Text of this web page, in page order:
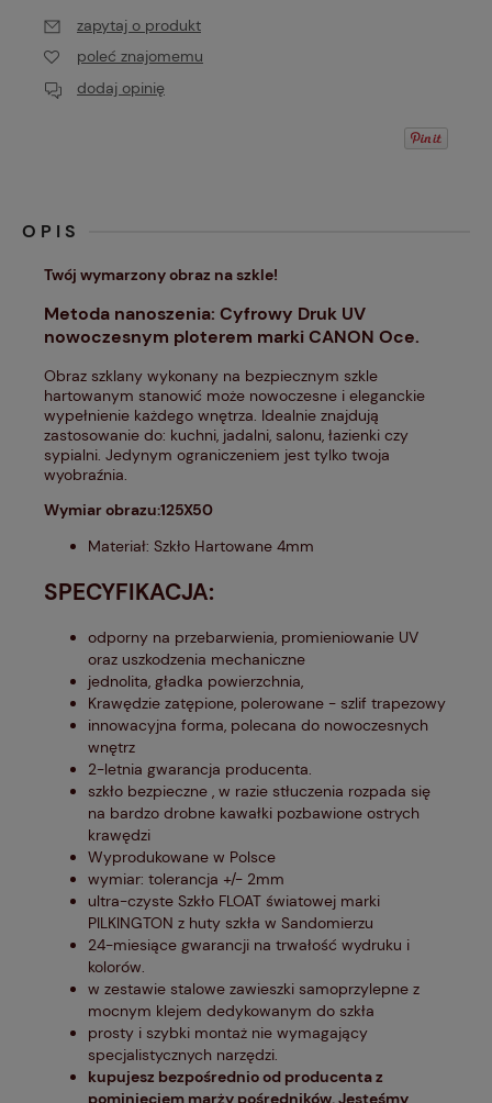
zapytaj o produkt
poleć znajomemu
dodaj opinię
OPIS
Twój wymarzony obraz na szkle!
Metoda nanoszenia: Cyfrowy Druk UV
nowoczesnym ploterem marki CANON Oce.
Obraz szklany wykonany na bezpiecznym szkle
hartowanym stanowić może nowoczesne i eleganckie
wypełnienie każdego wnętrza. Idealnie znajdują
zastosowanie do: kuchni, jadalni, salonu, łazienki czy
sypialni. Jedynym ograniczeniem jest tylko twoja
wyobraźnia.
Wymiar obrazu:125X50
Materiał: Szkło Hartowane 4mm
SPECYFIKACJA:
odporny na przebarwienia, promieniowanie UV
oraz uszkodzenia mechaniczne
jednolita, gładka powierzchnia,
Krawędzie zatępione, polerowane - szlif trapezowy
innowacyjna forma, polecana do nowoczesnych
wnętrz
2-letnia gwarancja producenta.
szkło bezpieczne , w razie stłuczenia rozpada się
na bardzo drobne kawałki pozbawione ostrych
krawędzi
Wyprodukowane w Polsce
wymiar: tolerancja +/- 2mm
ultra-czyste Szkło FLOAT światowej marki
PILKINGTON z huty szkła w Sandomierzu
24-miesiące gwarancji na trwałość wydruku i
kolorów.
w zestawie stalowe zawieszki samoprzylepne z
mocnym klejem dedykowanym do szkła
prosty i szybki montaż nie wymagający
specjalistycznych narzędzi.
kupujesz bezpośrednio od producenta z
pominięciem marży pośredników. Jesteśmy